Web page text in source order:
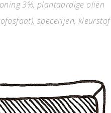
3%, plantaardige oliën
specerijen, kleurstof